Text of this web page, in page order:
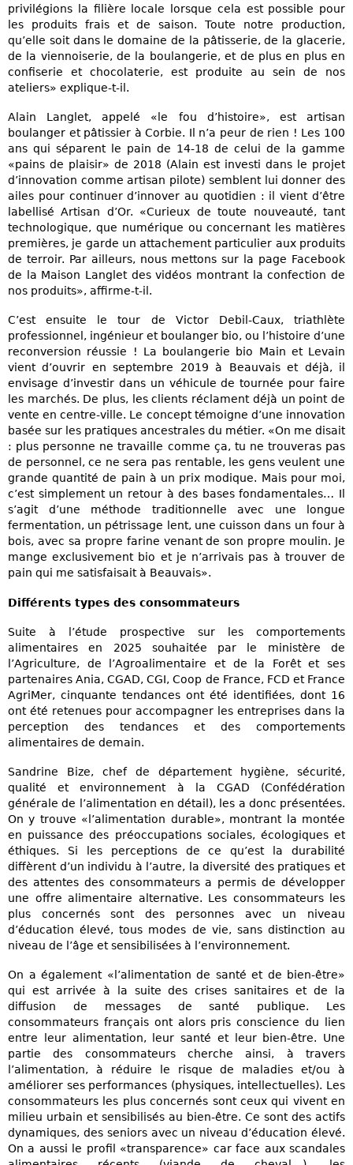
privilégions la filière locale lorsque cela est possible pour
les produits frais et de saison. Toute notre production,
qu’elle soit dans le domaine de la pâtisserie, de la glacerie,
de la viennoiserie, de la boulangerie, et de plus en plus en
confiserie et chocolaterie, est produite au sein de nos
ateliers» explique-t-il.
Alain Langlet, appelé «le fou d’histoire», est artisan
boulanger et pâtissier à Corbie. Il n’a peur de rien ! Les 100
ans qui séparent le pain de 14-18 de celui de la gamme
«pains de plaisir» de 2018 (Alain est investi dans le projet
d’innovation comme artisan pilote) semblent lui donner des
ailes pour continuer d’innover au quotidien : il vient d’être
labellisé Artisan d’Or. «Curieux de toute nouveauté, tant
technologique, que numérique ou concernant les matières
premières, je garde un attachement particulier aux produits
de terroir. Par ailleurs, nous mettons sur la page Facebook
de la Maison Langlet des vidéos montrant la confection de
nos produits», affirme-t-il.
C’est ensuite le tour de Victor Debil-Caux, triathlète
professionnel, ingénieur et boulanger bio, ou l’histoire d’une
reconversion réussie ! La boulangerie bio Main et Levain
vient d’ouvrir en septembre 2019 à Beauvais et déjà, il
envisage d’investir dans un véhicule de tournée pour faire
les marchés. De plus, les clients réclament déjà un point de
vente en centre-ville. Le concept témoigne d’une innovation
basée sur les pratiques ancestrales du métier. «On me disait
: plus personne ne travaille comme ça, tu ne trouveras pas
de personnel, ce ne sera pas rentable, les gens veulent une
grande quantité de pain à un prix modique. Mais pour moi,
c’est simplement un retour à des bases fondamentales… Il
s’agit d’une méthode traditionnelle avec une longue
fermentation, un pétrissage lent, une cuisson dans un four à
bois, avec sa propre farine venant de son propre moulin. Je
mange exclusivement bio et je n’arrivais pas à trouver de
pain qui me satisfaisait à Beauvais».
Différents types des consommateurs
Suite à l’étude prospective sur les comportements
alimentaires en 2025 souhaitée par le ministère de
l’Agriculture, de l’Agroalimentaire et de la Forêt et ses
partenaires Ania, CGAD, CGI, Coop de France, FCD et France
AgriMer, cinquante tendances ont été identifiées, dont 16
ont été retenues pour accompagner les entreprises dans la
perception des tendances et des comportements
alimentaires de demain.
Sandrine Bize, chef de département hygiène, sécurité,
qualité et environnement à la CGAD (Confédération
générale de l’alimentation en détail), les a donc présentées.
On y trouve «l’alimentation durable», montrant la montée
en puissance des préoccupations sociales, écologiques et
éthiques. Si les perceptions de ce qu’est la durabilité
diffèrent d’un individu à l’autre, la diversité des pratiques et
des attentes des consommateurs a permis de développer
une offre alimentaire alternative. Les consommateurs les
plus concernés sont des personnes avec un niveau
d’éducation élevé, tous modes de vie, sans distinction au
niveau de l’âge et sensibilisées à l’environnement.
On a également «l’alimentation de santé et de bien-être»
qui est arrivée à la suite des crises sanitaires et de la
diffusion de messages de santé publique. Les
consommateurs français ont alors pris conscience du lien
entre leur alimentation, leur santé et leur bien-être. Une
partie des consommateurs cherche ainsi, à travers
l’alimentation, à réduire le risque de maladies et/ou à
améliorer ses performances (physiques, intellectuelles). Les
consommateurs les plus concernés sont ceux qui vivent en
milieu urbain et sensibilisés au bien-être. Ce sont des actifs
dynamiques, des seniors avec un niveau d’éducation élevé.
On a aussi le profil «transparence» car face aux scandales